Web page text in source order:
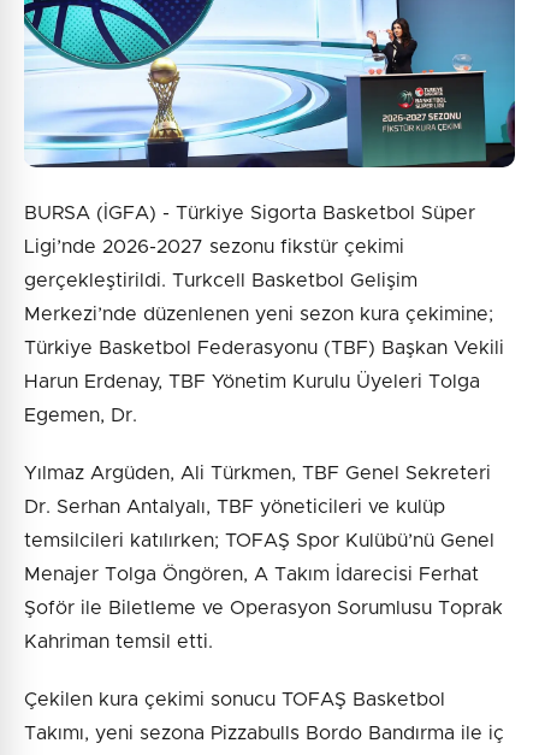
BURSA (İGFA) - Türkiye Sigorta Basketbol Süper
Ligi’nde 2026-2027 sezonu fikstür çekimi
gerçekleştirildi. Turkcell Basketbol Gelişim
Merkezi’nde düzenlenen yeni sezon kura çekimine;
Türkiye Basketbol Federasyonu (TBF) Başkan Vekili
Harun Erdenay, TBF Yönetim Kurulu Üyeleri Tolga
Egemen, Dr.
Yılmaz Argüden, Ali Türkmen, TBF Genel Sekreteri
Dr. Serhan Antalyalı, TBF yöneticileri ve kulüp
temsilcileri katılırken; TOFAŞ Spor Kulübü’nü Genel
Menajer Tolga Öngören, A Takım İdarecisi Ferhat
Şoför ile Biletleme ve Operasyon Sorumlusu Toprak
Kahriman temsil etti.
Çekilen kura çekimi sonucu TOFAŞ Basketbol
Takımı, yeni sezona Pizzabulls Bordo Bandırma ile iç